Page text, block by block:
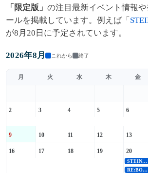
「限定版」 の注目最新イベント情報や
ールを掲載しています。例えば「
が8月20日に予定されています。
2026年8月 これから 終了
月 火 水 木 金
2 3 4 5 6
9 10 11 12 13
16 17 18 19 20
STEINS;GATE発売
RE:BOOT発売